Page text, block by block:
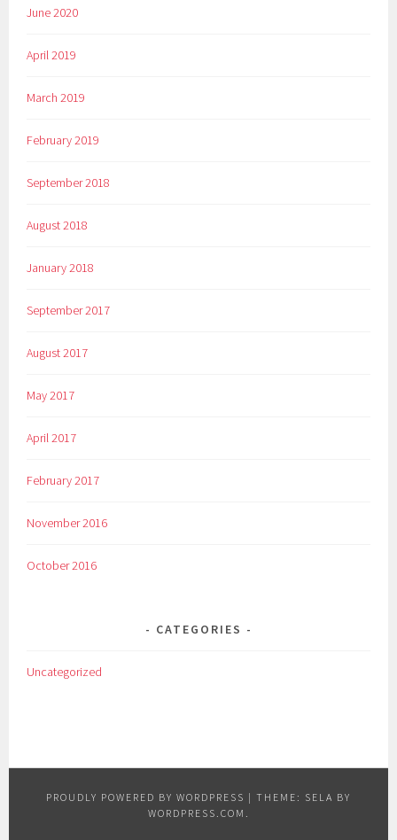
June 2020
April 2019
March 2019
February 2019
September 2018
August 2018
January 2018
September 2017
August 2017
May 2017
April 2017
February 2017
November 2016
October 2016
CATEGORIES
Uncategorized
PROUDLY POWERED BY WORDPRESS | THEME: SELA BY
WORDPRESS.COM